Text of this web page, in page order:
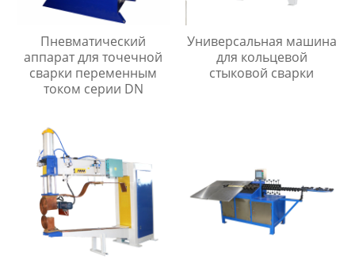
Пневматический
аппарат для точечной
сварки переменным
током серии DN
Универсальная машина
для кольцевой
стыковой сварки